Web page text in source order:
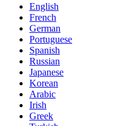
English
French
German
Portuguese
Spanish
Russian
Japanese
Korean
Arabic
Irish
Greek